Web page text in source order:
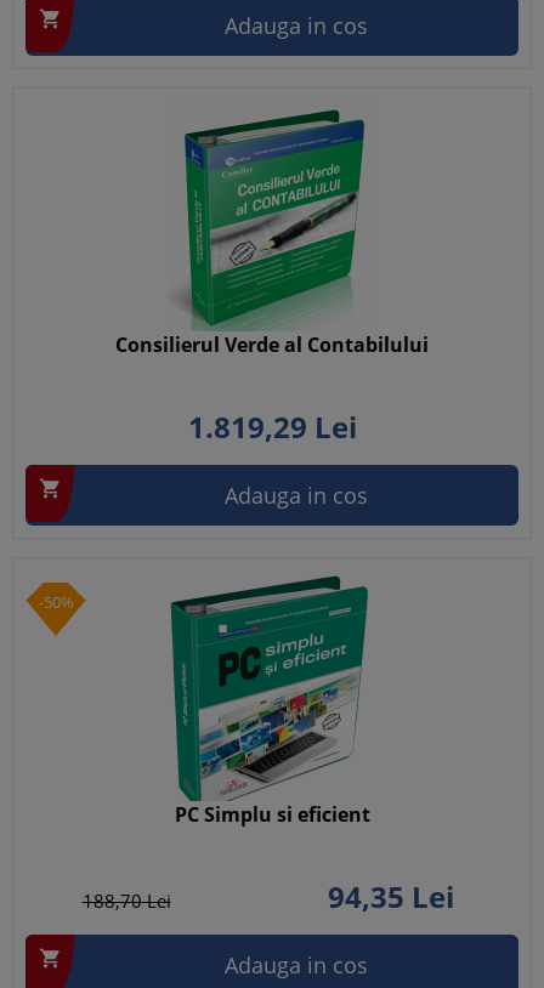
 Adauga in cos
Consilierul Verde al Contabilului
1.819,29 Lei
 Adauga in cos
-50%
PC Simplu si eficient
188,70Lei 94,35 Lei
 Adauga in cos